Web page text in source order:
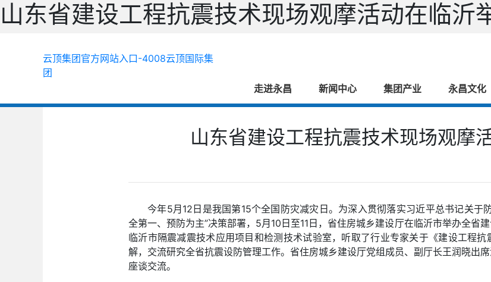
山东省建设工程抗震技术现场观摩活动在临沂
云顶集团官方网站入口-4008云顶国际集
团
走进永昌 新闻中心 集团产业 永昌文化
山东省建设工程抗震技术现场观摩
今年5月12日是我国第15个全国防灾减灾日。为深入贯彻落实习近平总书记关于
全第一、预防为主”决策部署，5月10日至11日，省住房城乡建设厅在临沂市举办全省
临沂市隔震减震技术应用项目和检测技术试验室，听取了行业专家关于《建设工程
解，交流研究全省抗震设防管理工作。省住房城乡建设厅党组成员、副厅长王润晓出
座谈交流。